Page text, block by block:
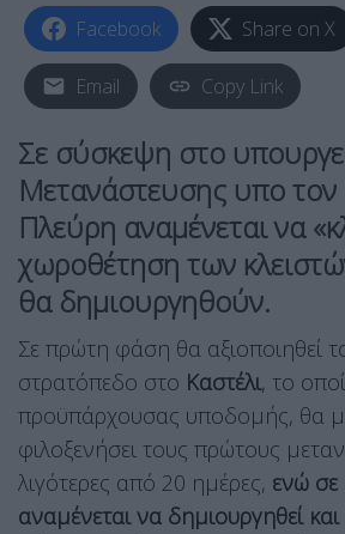
Facebook Share on X
Email Copy Link
Σε σύσκεψη στο
Μετανάστευσης υπο
Πλεύρη αναμένεται να
χωροθέτηση των
θα δημιουργηθούν.
Σε πρώτη φάση θα αξιοποιηθεί
στρατόπεδο στο Καστέλι, το
προϋπάρχουσας υποδομής, θα
φιλοξενήσει τους πρώτους
λιγότερες από 20 ημέρες, ενώ
αναμένεται να δημιουργηθεί